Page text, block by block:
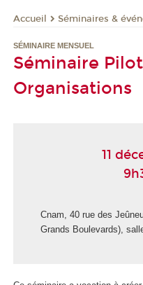
Accueil Séminaires &
SÉMINAIRE MENSUEL
Séminaire
Organisations
11
Cnam, 40 rue des
Grands Boulevards),